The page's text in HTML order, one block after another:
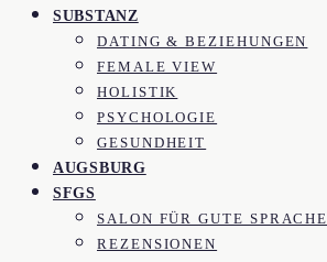
SUBSTANZ
DATING & BEZIEHUNGEN
FEMALE VIEW
HOLISTIK
PSYCHOLOGIE
GESUNDHEIT
AUGSBURG
SFGS
SALON FÜR GUTE SPRACHE
REZENSIONEN